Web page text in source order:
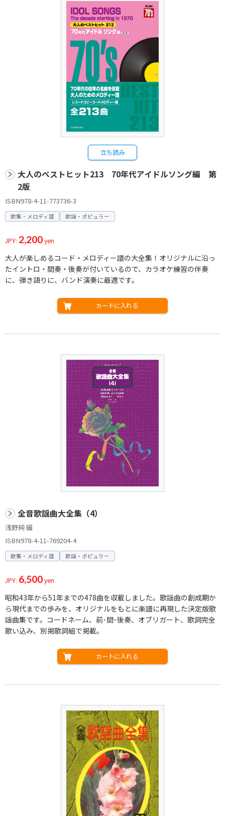
立ち読み
大人のベストヒット213 70年代アイドルソング編 第
2版
ISBN978-4-11-773736-3
歌集・メロディ譜 歌謡・ポピュラー
JPY: 2,200yen
大人が楽しめるコード・メロディー譜の大全集！オリジナルに沿っ
たイントロ・間奏・後奏が付いているので、カラオケ練習の伴奏
に、弾き語りに、バンド演奏に最適です。
カートに入れる
全音歌謡曲大全集（4）
浅野純 編
ISBN978-4-11-769204-4
歌集・メロディ譜 歌謡・ポピュラー
JPY: 6,500yen
昭和43年から51年までの478曲を収載しました。歌謡曲の創成期か
ら現代までの歩みを、オリジナルをもとに楽譜に再現した決定版歌
謡曲集です。コードネーム、前･間･後奏、オブリガート、歌詞完全
歌い込み、別掲歌詞組で掲載。
カートに入れる